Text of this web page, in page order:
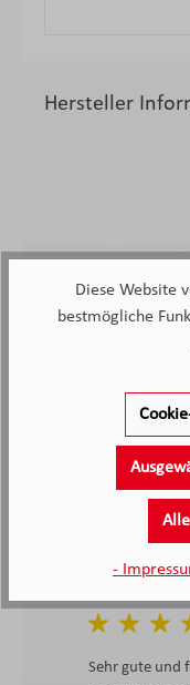
Hersteller
2138 Bewertungen
4.4/5.0
Sehr gute und
Diese Website
bestmögliche
-